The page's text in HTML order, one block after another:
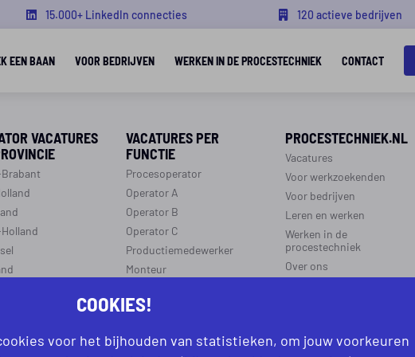
15.000+ LinkedIn connecties 120 actieve bedrijven
EEN BAAN VOOR BEDRIJVEN WERKEN IN DE PROCESTECHNIEK CONTACT
VACATURES
VACATURES PER
FUNCTIE
Procesoperator
Operator A
Operator B
Operator C
Productiemedewerker
Monteur
Aanmelden leren en werken
PROCESTECHNIEK.NL
Vacatures
Voor werkzoekenden
Voor bedrijven
Leren en werken
Werken in de
procestechniek
Over ons
REGIO’S WERKZAAM
COOKIES!
voor het bijhouden van statistieken, om jouw voorkeuren